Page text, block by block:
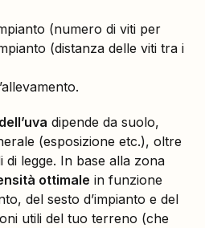
(numero di viti per
(distanza delle viti tra i
dipende da suolo,
(esposizione etc.), oltre
legge. In base alla zona
ottimale in funzione
del sesto d’impianto e del
utili del tuo terreno (che